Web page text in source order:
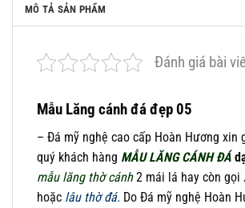
MÔ TẢ SẢN PHẨM
Đánh giá bài
Mẫu Lăng cánh đá đẹp 05
– Đá mỹ nghệ cao cấp Hoàn Hương xin
quý khách hàng MẪU LĂNG CÁNH ĐÁ
mẫu lăng thờ cánh2 mái lá hay còn gọi
hoặc lâu thờ đá. Do Đá mỹ nghệ Hoàn